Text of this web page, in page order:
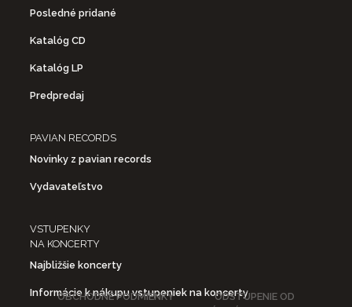
Posledné pridané
Katalóg CD
Katalóg LP
Predpredaj
PAVIAN RECORDS
Novinky z pavian records
Vydavateľstvo
VSTUPENKY
NA KONCERTY
Najbližšie koncerty
Informácie k nákupu vstupeniek na koncerty
OBCHODNÉ PODMIENKY
ODSTÚPENIE OD